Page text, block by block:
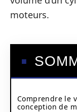
moteurs.
Comprendre le
conception de